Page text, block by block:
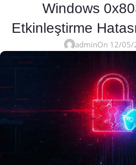
Windows
Etkinleştirme
adminOn 12/05/